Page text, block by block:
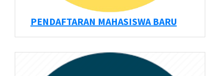
PENDAFTARAN MAHASISWA BARU